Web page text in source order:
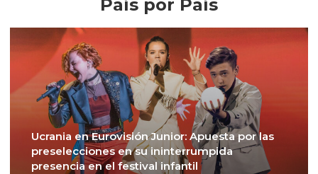
País por País
Ucrania en Eurovisión Junior: Apuesta por las
preselecciones en su ininterrumpida
presencia en el festival infantil